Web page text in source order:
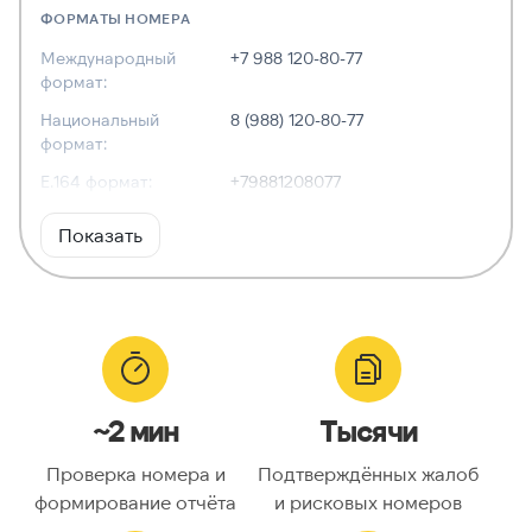
ФОРМАТЫ НОМЕРА
Международный
формат:
+7 988 120-80-77
Национальный
формат:
8 (988) 120-80-77
E.164 формат:
+79881208077
RFC3966
формат:
Тип номера:
Оператор связи:
Национальный
9881208077
Код страны:
Показать
~2 мин
Проверка номера и
формирование отчёта
Тысячи
Подтверждённых жалоб
и рисковых номеров